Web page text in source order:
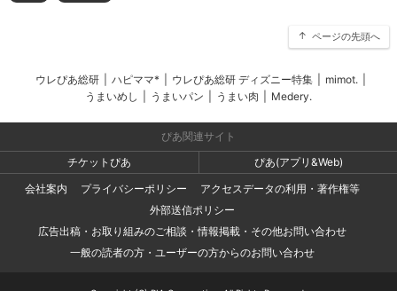
ページの先頭へ
ウレぴあ総研 ハピママ* ウレぴあ総研 ディズニー特集 mimot.
うまいめし
うまいパン うまい肉 Medery.
ぴあ関連サイト
チケットぴあ
ぴあ(アプリ&Web)
会社案内
プライバシーポリシー
アクセスデータの利用・著作権等
外部送信ポリシー
広告出稿・お取り組みのご相談・情報掲載・その他お問い合わせ
一般の読者の方・ユーザーの方からのお問い合わせ